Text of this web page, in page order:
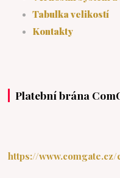
Tabulka velikostí
Kontakty
Platební brána
https://